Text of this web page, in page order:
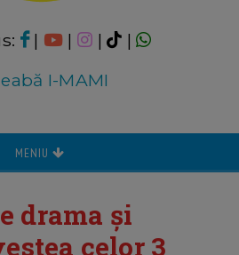
| | |
|
I-MAMI
MENIU
drama și
celor 3